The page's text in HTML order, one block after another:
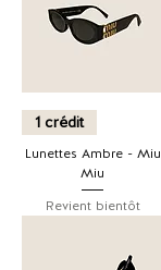
1 crédit
Lunettes Ambre - Miu
Miu
Revient bientôt